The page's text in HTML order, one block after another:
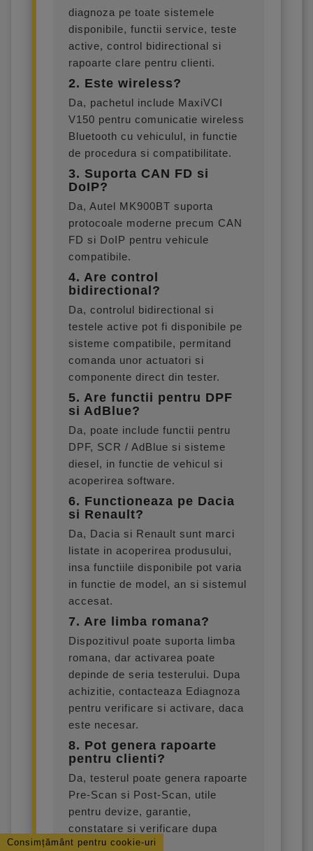
diagnoza pe toate sistemele
disponibile, functii service, teste
active, control bidirectional si
rapoarte clare pentru clienti.
2. Este wireless?
Da, pachetul include MaxiVCI
V150 pentru comunicatie wireless
Bluetooth cu vehiculul, in functie
de procedura si compatibilitate.
3. Suporta CAN FD si
DoIP?
Da, Autel MK900BT suporta
protocoale moderne precum CAN
FD si DoIP pentru vehicule
compatibile.
4. Are control
bidirectional?
Da, controlul bidirectional si
testele active pot fi disponibile pe
sisteme compatibile, permitand
comanda unor actuatori si
componente direct din tester.
5. Are functii pentru DPF
si AdBlue?
Da, poate include functii pentru
DPF, SCR / AdBlue si sisteme
diesel, in functie de vehicul si
acoperirea software.
6. Functioneaza pe Dacia
si Renault?
Da, Dacia si Renault sunt marci
listate in acoperirea produsului,
insa functiile disponibile pot varia
in functie de model, an si sistemul
accesat.
7. Are limba romana?
Dispozitivul poate suporta limba
romana, dar activarea poate
depinde de seria testerului. Dupa
achizitie, contacteaza Ediagnoza
pentru verificare si activare, daca
este necesar.
8. Pot genera rapoarte
pentru clienti?
Da, testerul poate genera rapoarte
Pre-Scan si Post-Scan, utile
pentru devize, garantie,
constatare si verificare dupa
reparatie.
Consimțământ pentru cookie-uri